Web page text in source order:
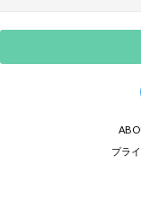
プラ